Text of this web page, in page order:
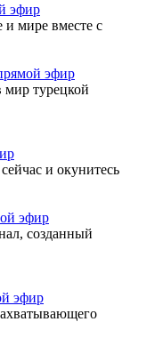
эфир
и мире вместе с
эфир
турецкой
и окунитесь
эфир
созданный
эфир